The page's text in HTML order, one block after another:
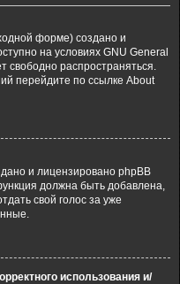
форме) создано и
на условиях GNU General
свободно распространяться.
перейдите по ссылке About
и лицензировано phpBB
должна быть добавлена,
свой голос за уже
использования и/